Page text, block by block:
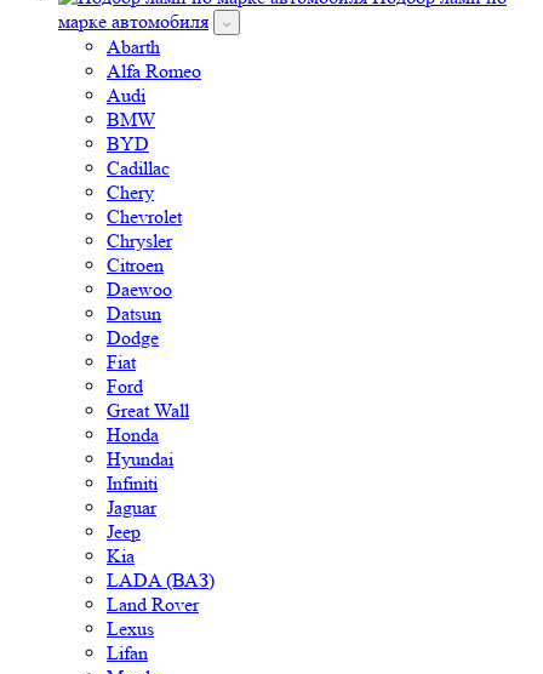
Abarth
Alfa Romeo
Audi
BMW
BYD
Cadillac
Chery
Chevrolet
Chrysler
Citroen
Daewoo
Datsun
Dodge
Fiat
Ford
Great Wall
Honda
Hyundai
Infiniti
Jaguar
Jeep
Kia
LADA (ВАЗ)
Land Rover
Lexus
Lifan
Mazda
Mercedes-Benz